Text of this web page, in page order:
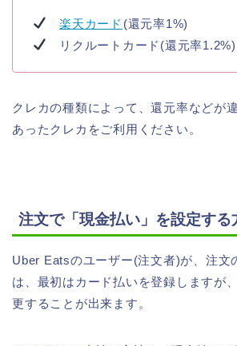
楽天カード (還元率1%)
リクルートカード(還元率1.2%)
クレカの種類によって、還元率などが
あったクレカをご利用ください。
注文で「現金払い」を設定する
Uber Eatsのユーザー(注文者)が、注文
は、最初はカード払いを登録しますが
更することが出来ます。